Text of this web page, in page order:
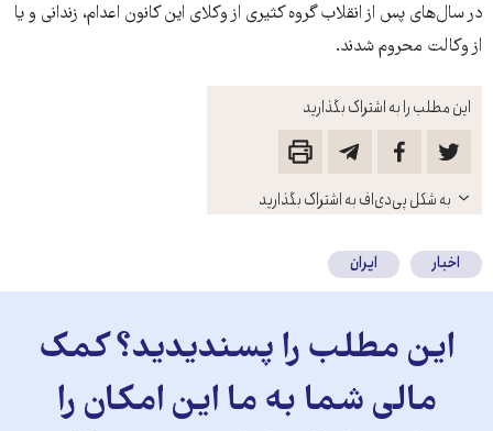
این مطلب را به اشتراک بگذارید
باز
کنید
به شکل پی‌دی‌اف به اشتراک بگذارید
در سال‌های پس از انقلاب گروه کثيری از وکلای اين کانون اعدام، زندانی و يا
از وکالت محروم شدند.
اخبار ایران
این مطلب را پسندیدید؟ کمک
مالی شما به ما این امکان را